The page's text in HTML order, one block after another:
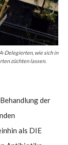
Delegierten, wie sich in
züchten lassen.
der
als DIE